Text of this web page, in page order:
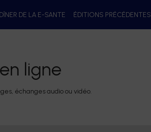
DÎNER DE LA E-SANTE ÉDITIONS PRÉCÉDENTES
ligne
échanges audio ou vidéo.